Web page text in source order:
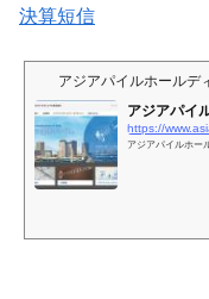
決算短信
アジアパイルホールデ
アジアパイ
https://
アジアパイルホー